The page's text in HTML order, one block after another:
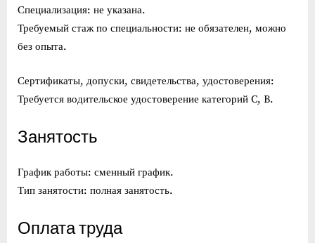
Специализация: не указана.
Требуемый стаж по специальности: не обязателен, можно
без опыта.
Сертификаты, допуски, свидетельства, удостоверения:
Требуется водительское удостоверение категорий C, B.
Занятость
График работы: сменный график.
Тип занятости: полная занятость.
Оплата труда